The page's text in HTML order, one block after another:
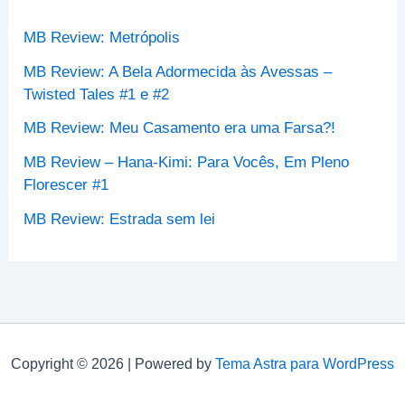
o
:
MB Review: Metrópolis
MB Review: A Bela Adormecida às Avessas –
Twisted Tales #1 e #2
MB Review: Meu Casamento era uma Farsa?!
MB Review – Hana-Kimi: Para Vocês, Em Pleno
Florescer #1
MB Review: Estrada sem lei
Copyright © 2026 | Powered by Tema Astra para WordPress